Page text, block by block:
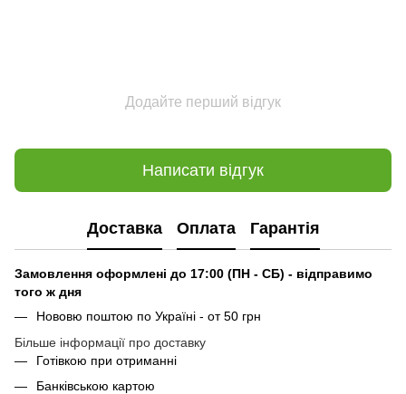
Додайте перший відгук
Написати відгук
Доставка Оплата Гарантія
Замовлення оформлені до 17:00 (ПН - СБ) - відправимо
того ж дня
Нововю поштою по Україні - от 50 грн
Більше інформації про доставку
Готівкою при отриманні
Банківською картою